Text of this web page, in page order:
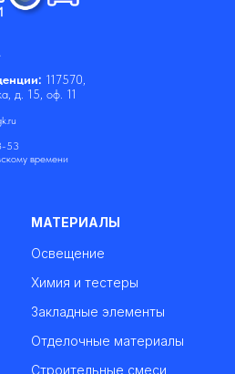
117570,
д. 15, оф. 11
53
времени
МАТЕРИАЛЫ
Освещение
Химия и тестеры
Закладные элементы
Отделочные материалы
Строительные смеси